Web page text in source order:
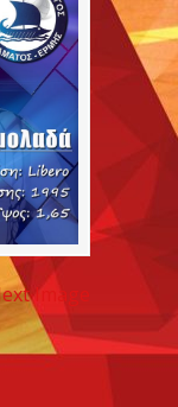
Image